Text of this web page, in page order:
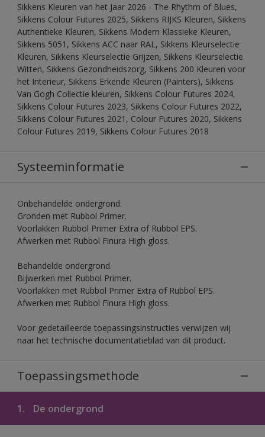
Sikkens Kleuren van het Jaar 2026 - The Rhythm of Blues,
Sikkens Colour Futures 2025, Sikkens RIJKS Kleuren, Sikkens
Authentieke Kleuren, Sikkens Modern Klassieke Kleuren,
Sikkens 5051, Sikkens ACC naar RAL, Sikkens Kleurselectie
Kleuren, Sikkens Kleurselectie Grijzen, Sikkens Kleurselectie
Witten, Sikkens Gezondheidszorg, Sikkens 200 Kleuren voor
het Interieur, Sikkens Erkende Kleuren (Painters), Sikkens
Van Gogh Collectie kleuren, Sikkens Colour Futures 2024,
Sikkens Colour Futures 2023, Sikkens Colour Futures 2022,
Sikkens Colour Futures 2021, Colour Futures 2020, Sikkens
Colour Futures 2019, Sikkens Colour Futures 2018
Systeeminformatie
Onbehandelde ondergrond.
Gronden met Rubbol Primer.
Voorlakken Rubbol Primer Extra of Rubbol EPS.
Afwerken met Rubbol Finura High gloss.
Behandelde ondergrond.
Bijwerken met Rubbol Primer.
Voorlakken met Rubbol Primer Extra of Rubbol EPS.
Afwerken met Rubbol Finura High gloss.
Voor gedetailleerde toepassingsinstructies verwijzen wij
naar het technische documentatieblad van dit product.
Toepassingsmethode
1. De ondergrond